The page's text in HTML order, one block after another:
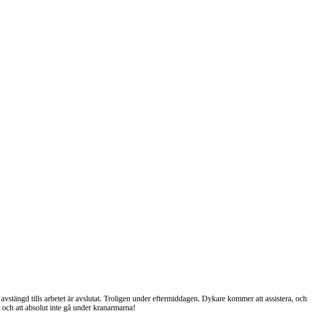
tills arbetet är avslutat. Troligen under eftermiddagen. Dykare kommer att assistera, och
att absolut inte gå under kranarmarna!